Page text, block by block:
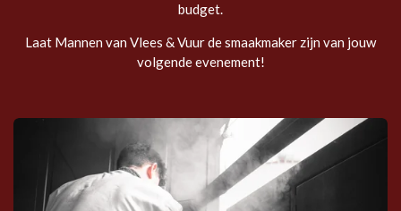
budget.
Laat Mannen van Vlees & Vuur de smaakmaker zijn van jouw
volgende evenement!